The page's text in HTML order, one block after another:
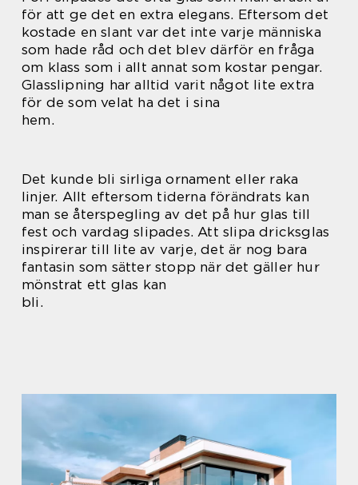
för att ge det en extra elegans. Eftersom det
kostade en slant var det inte varje människa
som hade råd och det blev därför en fråga
om klass som i allt annat som kostar pengar.
Glasslipning har alltid varit något lite extra
för de som velat ha det i sina
hem.
Det kunde bli sirliga ornament eller raka
linjer. Allt eftersom tiderna förändrats kan
man se återspegling av det på hur glas till
fest och vardag slipades. Att slipa dricksglas
inspirerar till lite av varje, det är nog bara
fantasin som sätter stopp när det gäller hur
mönstrat ett glas kan
bli.